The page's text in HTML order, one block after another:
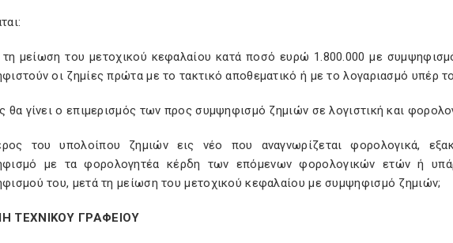
τη μείωση του μετοχικού κεφαλαίου κατά ποσό ευρώ 1.800.000 με
οι ζημίες πρώτα με το τακτικό αποθεματικό ή με το λογαριασμό υπέρ
θα γίνει ο επιμερισμός των προς συμψηφισμό ζημιών σε λογιστική και
του υπολοίπου ζημιών εις νέο που αναγνωρίζεται φορολογικά,
με τα φορολογητέα κέρδη των επόμενων φορολογικών ετών ή
του, μετά τη μείωση του μετοχικού κεφαλαίου με συμψηφισμό ζημιών;
ΤΕΧΝΙΚΟΥ ΓΡΑΦΕΙΟΥ